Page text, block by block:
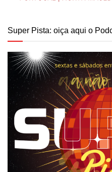
Super Pista: oiça aqui o